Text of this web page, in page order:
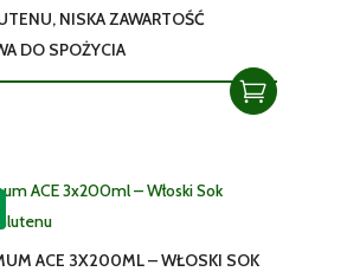
NISKA ZAWARTOŚĆ
DO SPOŻYCIA
ACE 3X200ML – WŁOSKI SOK